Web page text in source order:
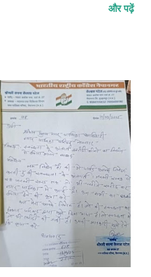
ज्ञानेश्वर खैरनार लोक परिसरऔर पढ़ें